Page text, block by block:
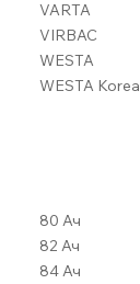
VARTA
VIRBAC
WESTA
WESTA Korea
80 Ач
82 Ач
84 Ач